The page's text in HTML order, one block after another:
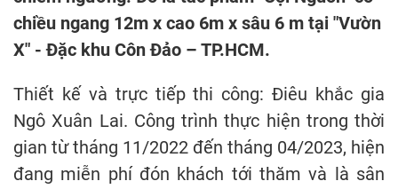
chiều ngang 12m x cao 6m x sâu 6 m tại "Vườn
X" - Đặc khu Côn Đảo – TP.HCM.
Thiết kế và trực tiếp thi công: Điêu khắc gia
Ngô Xuân Lai. Công trình thực hiện trong thời
gian từ tháng 11/2022 đến tháng 04/2023, hiện
đang miễn phí đón khách tới thăm và là sân